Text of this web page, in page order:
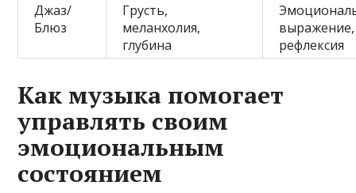
Джаз/
Блюз
Грусть,
меланхолия,
глубина
выражение,
рефлексия
Как музыка помогает
управлять своим
эмоциональным
состоянием